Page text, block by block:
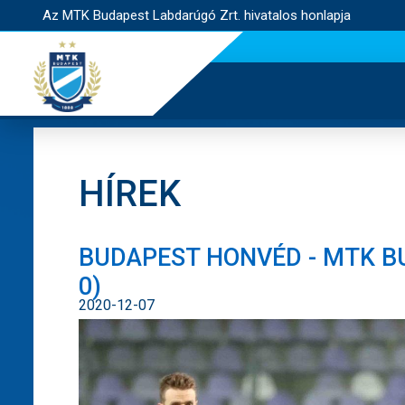
Az MTK Budapest Labdarúgó Zrt. hivatalos honlapja
HÍREK
BUDAPEST HONVÉD - MTK
0)
2020-12-07